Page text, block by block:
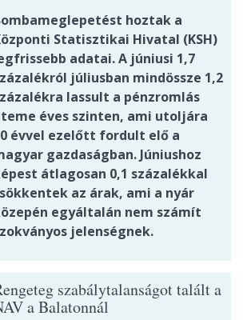
hoztak a
Statisztikai Hivatal (KSH)
adatai. A júniusi 1,7
júliusban mindössze 1,2
lassult a pénzromlás
éves szinten, ami utoljára
évvel ezelőtt fordult elő a
gazdaságban. Júniushoz
átlagosan 0,1 százalékkal
az árak, ami a nyár
egyáltalán nem számít
jelenségnek.
szabálytalanságot talált a
a Balatonnál